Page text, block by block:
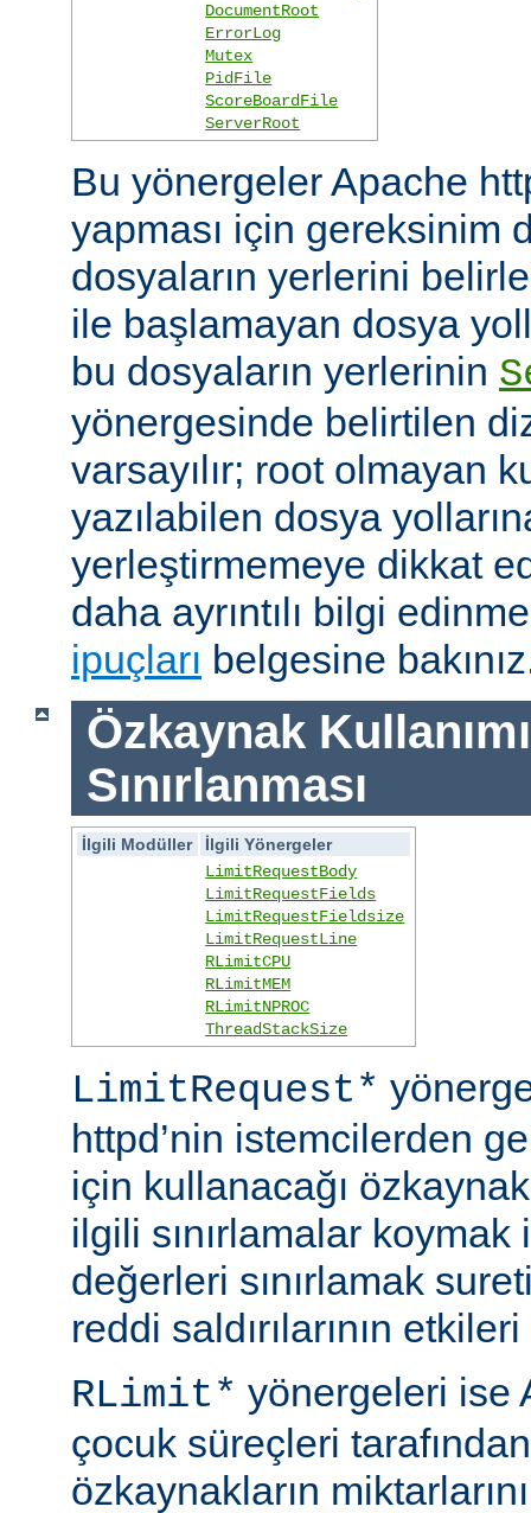
DocumentRoot
ErrorLog
Mutex
PidFile
ScoreBoardFile
ServerRoot
Bu yönergeler Apache
yapması için gereksinim
dosyaların yerlerini
ile başlamayan dosya
bu dosyaların yerlerinin
yönergesinde belirtilen
varsayılır; root olmayan
yazılabilen dosya
yerleştirmemeye dikkat
daha ayrıntılı bilgi
ipuçları belgesine
Özkaynak
Sınırlanması
İlgili Modüller
İlgili Yönergeler
LimitRequestBody
LimitRequestFields
LimitRequestFieldsize
LimitRequestLine
RLimitCPU
RLimitMEM
RLimitNPROC
ThreadStackSize
LimitRequest*
httpd’nin istemcilerden
için kullanacağı
ilgili sınırlamalar koymak
değerleri sınırlamak
reddi saldırılarının
RLimit* yönergeleri ise
çocuk süreçleri
özkaynakların